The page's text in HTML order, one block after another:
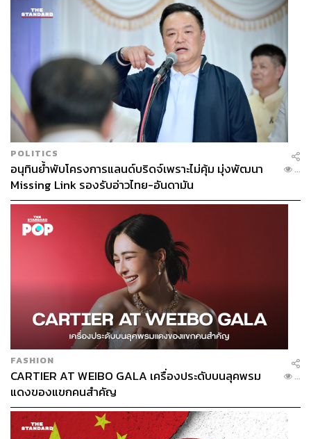
What is Gender?
What:
‘ชายหญิงสิ่งสมมุติ: Gender Illumination’ คือ
นิทรรศการที่ว่าด้วยความหลากหลายทางเพศ โดยเชิญผู้ชม
มาเปิดโลกทัศน์เพื่อเรียนรู้และทำความเข้าใจในเพศที่หลาก
หลายด้วยการจัดแสดงผลงานที่จะไปกระตุกต่อมความคิดใน
เรื่องของความเท่าเทียมทางเพศ ตลอดจนความปลอดภัยและ
ความเป็นส่วนตัวในที่สาธารณะ งานนี้ยังมีความน่าสนใจตรง
ที่นำสิ่งของที่จัดแสดงมาจากความทรงจำของบุคคลจริง
When:วันนี้ถึง 30 กันยายน 2561 ทุกวันอังคารถึงวันอาทิตย์
(ปิดวันจันทร์) เวลา 10.00-18.00 น.
Where:สถาบันพิพิธภัณฑ์การเรียนรู้แห่งชาติ (มิวเซียม
สยาม) ถนนสนามไชย แขวงพระบรมมหาราชวัง เขต
Why:นิทรรศการนี้อาจปรับองศา เปลี่ยนมุมมองที่เคยมีต่อ
คนใกล้ตัวที่คุณยังไม่เข้าใจก็เป็นได้
How:โทร.0 2225 2777,www.museumsiam.org
BTS สถานีสะพานตากสิน ต่อเรือด่วนเจ้าพระยาขึ้นที่
ท่าราชินีหรือท่าเตียน หรือรถขนส่งสาธารณะ สาย 3, 6, 9,
12, 47, 53, 82, 524
POLITICS
อนุทินย้ำพับโครงการแลนด์บริดจ์เพราะไม่คุ้ม มุ่งพัฒนา
Missing Link รองรับอ่าวไทย-อันดามัน
...
FASHION
CARTIER AT WEIBO GALA เครื่องประดับบนลุคพรม
แดงของแขกคนสำคัญ
...